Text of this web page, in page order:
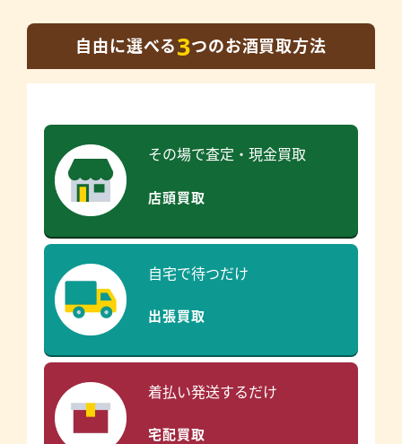
自由に選べる3つのお酒買取方法
その場で査定・現金買取
店頭買取
自宅で待つだけ
出張買取
着払い発送するだけ
宅配買取